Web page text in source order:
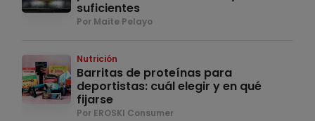
suficientes
Por Maite Pelayo
Nutrición
Barritas de proteínas para
deportistas: cuál elegir y en qué
fijarse
Por EROSKI Consumer